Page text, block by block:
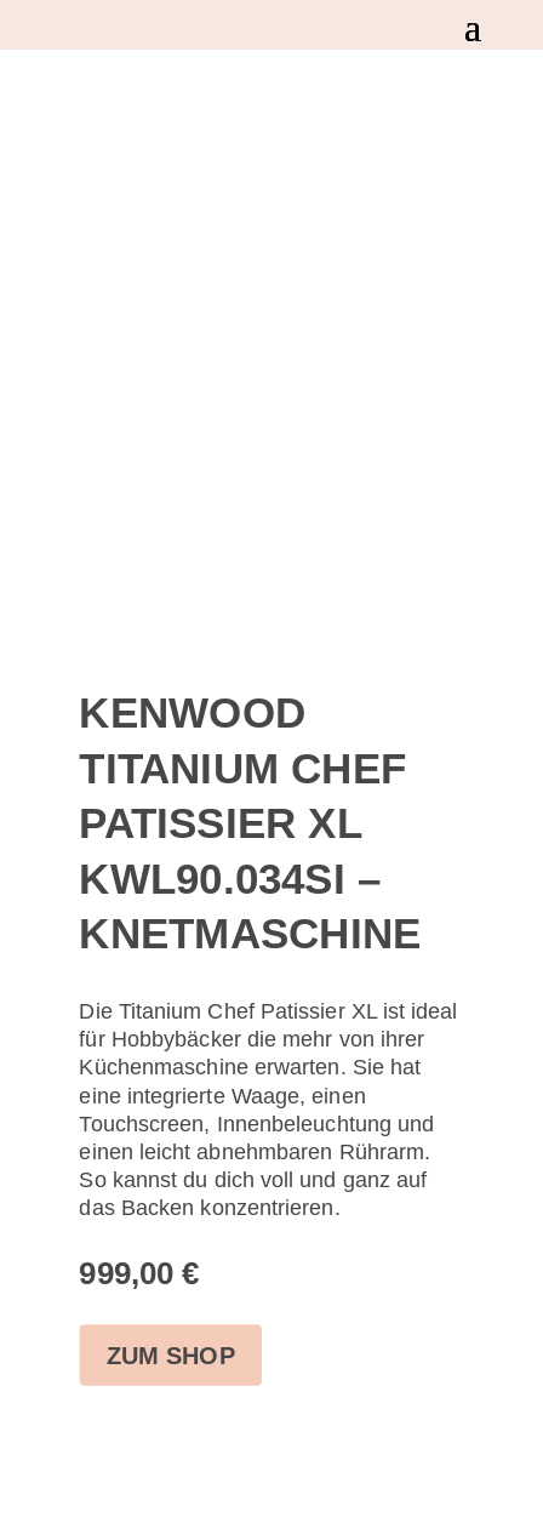
KENWOOD
TITANIUM CHEF
PATISSIER XL
KWL90.034SI –
KNETMASCHINE
Die Titanium Chef Patissier XL ist ideal
für Hobbybäcker die mehr von ihrer
Küchenmaschine erwarten. Sie hat
eine integrierte Waage, einen
Touchscreen, Innenbeleuchtung und
einen leicht abnehmbaren Rührarm.
So kannst du dich voll und ganz auf
das Backen konzentrieren.
999,00€
ZUM SHOP